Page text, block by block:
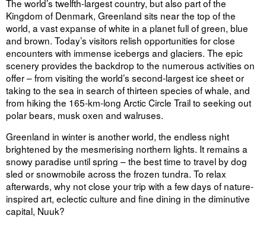
The world’s twelfth-largest country, but also part of the
Kingdom of Denmark, Greenland sits near the top of the
world, a vast expanse of white in a planet full of green, blue
and brown. Today’s visitors relish opportunities for close
encounters with immense icebergs and glaciers. The epic
scenery provides the backdrop to the numerous activities on
offer – from visiting the world’s second-largest ice sheet or
taking to the sea in search of thirteen species of whale, and
from hiking the 165-km-long Arctic Circle Trail to seeking out
polar bears, musk oxen and walruses.
Greenland in winter is another world, the endless night
brightened by the mesmerising northern lights. It remains a
snowy paradise until spring – the best time to travel by dog
sled or snowmobile across the frozen tundra. To relax
afterwards, why not close your trip with a few days of nature-
inspired art, eclectic culture and fine dining in the diminutive
capital, Nuuk?